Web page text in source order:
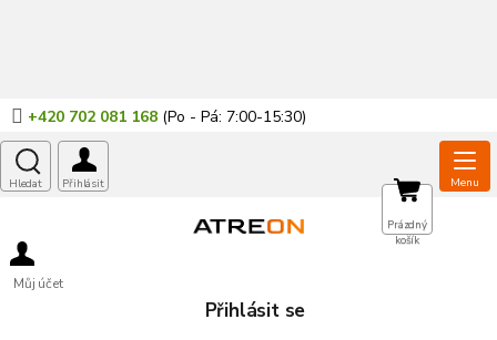
+420 702 081 168
Můj účet
Přihlásit se
NÁKUPNÍ
KOŠÍK
Prázdný
košík